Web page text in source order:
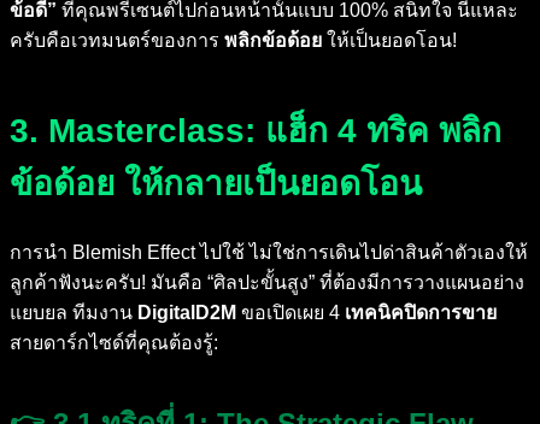
ข้อดี” ที่คุณพรีเซนต์ไปก่อนหน้านั้นแบบ 100% สนิทใจ นี่แหละ
ครับคือเวทมนตร์ของการ พลิกข้อด้อย ให้เป็นยอดโอน!
3. Masterclass: แฮ็ก 4 ทริค พลิก
ข้อด้อย ให้กลายเป็นยอดโอน
การนำ Blemish Effect ไปใช้ ไม่ใช่การเดินไปด่าสินค้าตัวเองให้
ลูกค้าฟังนะครับ! มันคือ “ศิลปะขั้นสูง” ที่ต้องมีการวางแผนอย่าง
แยบยล ทีมงาน DigitalD2M ขอเปิดเผย 4 เทคนิคปิดการขาย
สายดาร์กไซด์ที่คุณต้องรู้: